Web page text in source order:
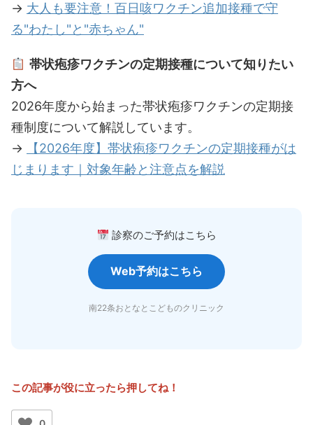
→ 大人も要注意！百日咳ワクチン追加接種で守
る"わたし"と"赤ちゃん"
帯状疱疹ワクチンの定期接種について知りたい
方へ
2026年度から始まった帯状疱疹ワクチンの定期接
種制度について解説しています。
→
【2026年度】帯状疱疹ワクチンの定期接種がは
じまります｜対象年齢と注意点を解説
診察のご予約はこちら
Web予約はこちら
南22条おとなとこどものクリニック
この記事が役に立ったら押してね！